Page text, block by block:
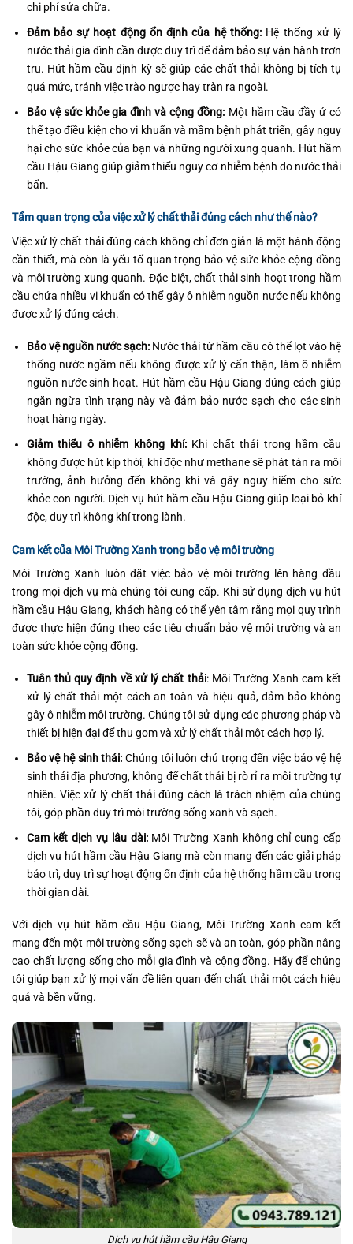
chi phí sửa chữa.
Đảm bảo sự hoạt động ổn định của hệ thống: Hệ thống xử lý
nước thải gia đình cần được duy trì để đảm bảo sự vận hành trơn
tru. Hút hầm cầu định kỳ sẽ giúp các chất thải không bị tích tụ
quá mức, tránh việc trào ngược hay tràn ra ngoài.
Bảo vệ sức khỏe gia đình và cộng đồng: Một hầm cầu đầy ứ có
thể tạo điều kiện cho vi khuẩn và mầm bệnh phát triển, gây nguy
hại cho sức khỏe của bạn và những người xung quanh. Hút hầm
cầu Hậu Giang giúp giảm thiểu nguy cơ nhiễm bệnh do nước thải
bẩn.
Tầm quan trọng của việc xử lý chất thải đúng cách như thế nào?
Việc xử lý chất thải đúng cách không chỉ đơn giản là một hành động
cần thiết, mà còn là yếu tố quan trọng bảo vệ sức khỏe cộng đồng
và môi trường xung quanh. Đặc biệt, chất thải sinh hoạt trong hầm
cầu chứa nhiều vi khuẩn có thể gây ô nhiễm nguồn nước nếu không
được xử lý đúng cách.
Bảo vệ nguồn nước sạch: Nước thải từ hầm cầu có thể lọt vào hệ
thống nước ngầm nếu không được xử lý cẩn thận, làm ô nhiễm
nguồn nước sinh hoạt. Hút hầm cầu Hậu Giang đúng cách giúp
ngăn ngừa tình trạng này và đảm bảo nước sạch cho các sinh
hoạt hàng ngày.
Giảm thiểu ô nhiễm không khí:Khi chất thải trong hầm cầu
không được hút kịp thời, khí độc như methane sẽ phát tán ra môi
trường, ảnh hưởng đến không khí và gây nguy hiểm cho sức
khỏe con người. Dịch vụ hút hầm cầu Hậu Giang giúp loại bỏ khí
độc, duy trì không khí trong lành.
Cam kết của Môi Trường Xanh trong bảo vệ môi trường
Môi Trường Xanh luôn đặt việc bảo vệ môi trường lên hàng đầu
trong mọi dịch vụ mà chúng tôi cung cấp. Khi sử dụng dịch vụ hút
hầm cầu Hậu Giang, khách hàng có thể yên tâm rằng mọi quy trình
được thực hiện đúng theo các tiêu chuẩn bảo vệ môi trường và an
toàn sức khỏe cộng đồng.
Tuân thủ quy định về xử lý chất thải: Môi Trường Xanh cam kết
xử lý chất thải một cách an toàn và hiệu quả, đảm bảo không
gây ô nhiễm môi trường. Chúng tôi sử dụng các phương pháp và
thiết bị hiện đại để thu gom và xử lý chất thải một cách hợp lý.
Bảo vệ hệ sinh thái: Chúng tôi luôn chú trọng đến việc bảo vệ hệ
sinh thái địa phương, không để chất thải bị rò rỉ ra môi trường tự
nhiên. Việc xử lý chất thải đúng cách là trách nhiệm của chúng
tôi, góp phần duy trì môi trường sống xanh và sạch.
Cam kết dịch vụ lâu dài:Môi Trường Xanh không chỉ cung cấp
dịch vụ hút hầm cầu Hậu Giang mà còn mang đến các giải pháp
bảo trì, duy trì sự hoạt động ổn định của hệ thống hầm cầu trong
thời gian dài.
Với dịch vụ hút hầm cầu Hậu Giang, Môi Trường Xanh cam kết
mang đến một môi trường sống sạch sẽ và an toàn, góp phần nâng
cao chất lượng sống cho mỗi gia đình và cộng đồng. Hãy để chúng
tôi giúp bạn xử lý mọi vấn đề liên quan đến chất thải một cách hiệu
quả và bền vững.
Dịch vụ hút hầm cầu Hậu Giang